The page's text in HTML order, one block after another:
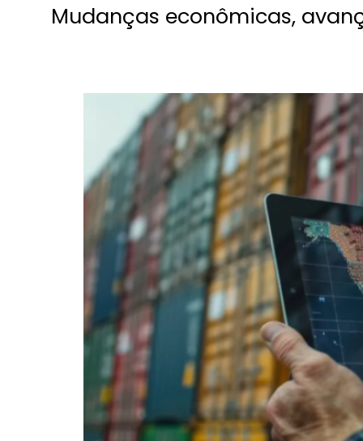
Mudanças econômicas,